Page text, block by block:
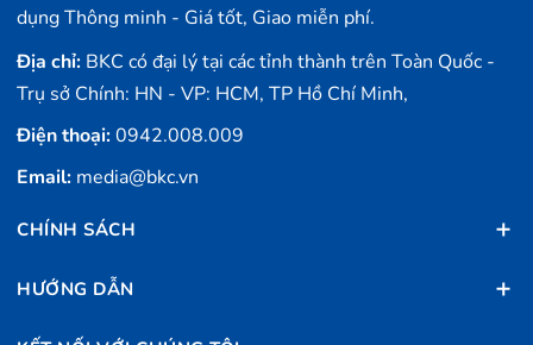
dụng Thông minh - Giá tốt, Giao miễn phí.
Địa chỉ: BKC có đại lý tại các tỉnh thành trên Toàn Quốc -
Trụ sở Chính: HN - VP: HCM, TP Hồ Chí Minh,
Điện thoại:0942.008.009
Email: media@bkc.vn
CHÍNH SÁCH
HƯỚNG DẪN